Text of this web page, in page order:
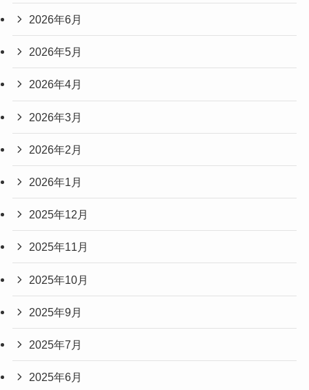
2026年6月
2026年5月
2026年4月
2026年3月
2026年2月
2026年1月
2025年12月
2025年11月
2025年10月
2025年9月
2025年7月
2025年6月